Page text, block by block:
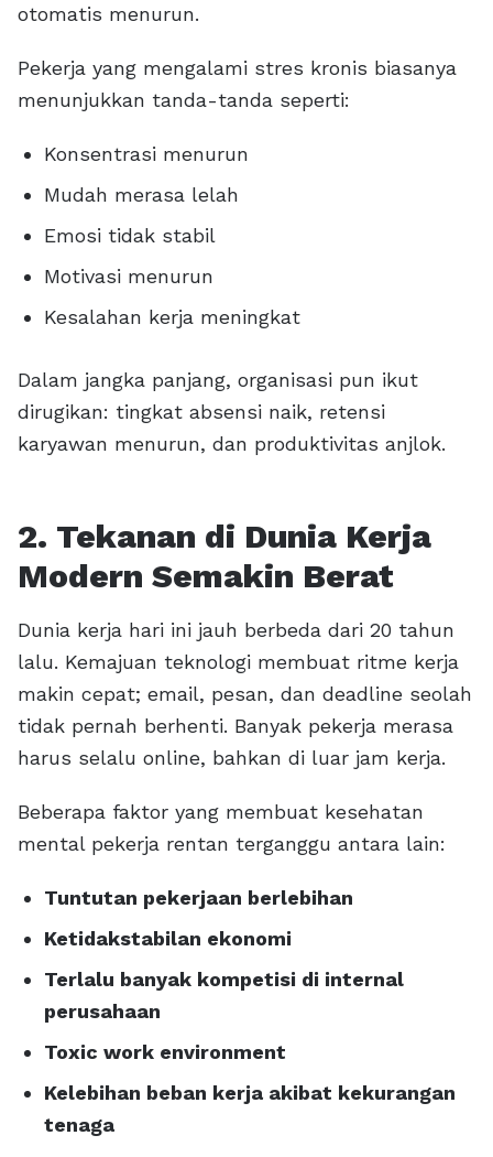
otomatis menurun.
Pekerja yang mengalami stres kronis biasanya
menunjukkan tanda-tanda seperti:
Konsentrasi menurun
Mudah merasa lelah
Emosi tidak stabil
Motivasi menurun
Kesalahan kerja meningkat
Dalam jangka panjang, organisasi pun ikut
dirugikan: tingkat absensi naik, retensi
karyawan menurun, dan produktivitas anjlok.
2. Tekanan di Dunia Kerja
Modern Semakin Berat
Dunia kerja hari ini jauh berbeda dari 20 tahun
lalu. Kemajuan teknologi membuat ritme kerja
makin cepat; email, pesan, dan deadline seolah
tidak pernah berhenti. Banyak pekerja merasa
harus selalu online, bahkan di luar jam kerja.
Beberapa faktor yang membuat kesehatan
mental pekerja rentan terganggu antara lain:
Tuntutan pekerjaan berlebihan
Ketidakstabilan ekonomi
Terlalu banyak kompetisi di internal
perusahaan
Toxic work environment
Kelebihan beban kerja akibat kekurangan
tenaga